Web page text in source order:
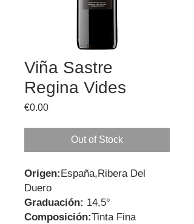
Viña Sastre
Regina Vides
€0.00Price
Out of Stock
Origen:España,Ribera Del
Duero
Graduación: 14,5°
Composición:Tinta Fina